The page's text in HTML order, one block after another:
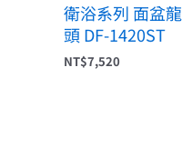
衛浴系列 面盆龍
頭 DF-1420ST
NT$7,520